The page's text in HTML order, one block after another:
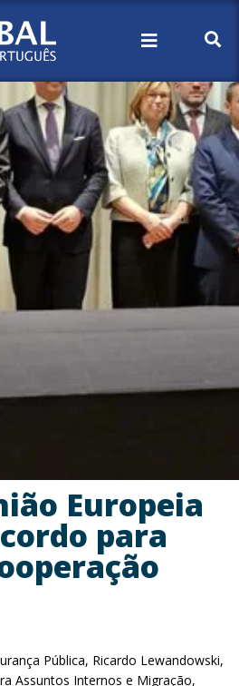
Europeia
para
Pública, Ricardo Lewandowski,
Assuntos Internos e Migração,